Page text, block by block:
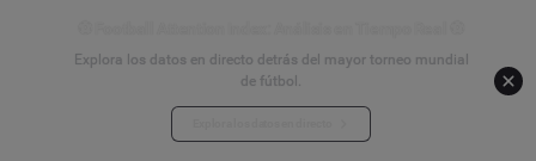
Explora los datos en directo detrás del mayor torneo mundial
de fútbol.